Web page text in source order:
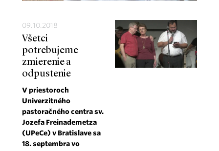
09.10.2018
Všetci
potrebujeme
zmierenie a
odpustenie
V priestoroch
Univerzitného
pastoračného centra sv.
Jozefa Freinademetza
(UPeCe) v Bratislave sa
18. septembra vo